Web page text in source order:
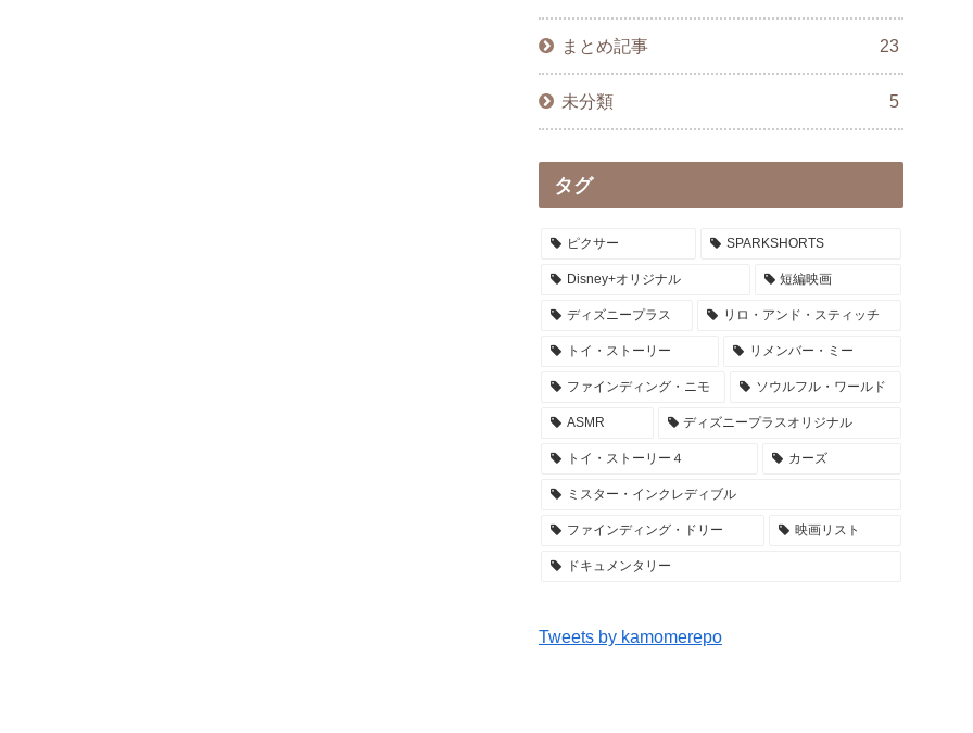
まとめ記事 23
未分類 5
タグ
ピクサー SPARKSHORTS
Disney+オリジナル 短編映画
ディズニープラス リロ・アンド・スティッチ
トイ・ストーリー リメンバー・ミー
ファインディング・ニモ ソウルフル・ワールド
ASMR ディズニープラスオリジナル
トイ・ストーリー４ カーズ
ミスター・インクレディブル
ファインディング・ドリー 映画リスト
ドキュメンタリー
Tweets by kamomerepo